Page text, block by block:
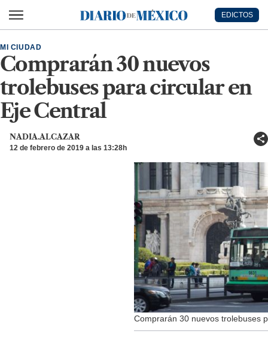
Diario de México
EDICTOS
Comprarán 30 nuevos
trolebuses para circular en
Eje Central
MI CIUDAD
NADIA.ALCAZAR
12 de febrero de 2019 a las 13:28h
Comprarán 30 nuevos trolebuses